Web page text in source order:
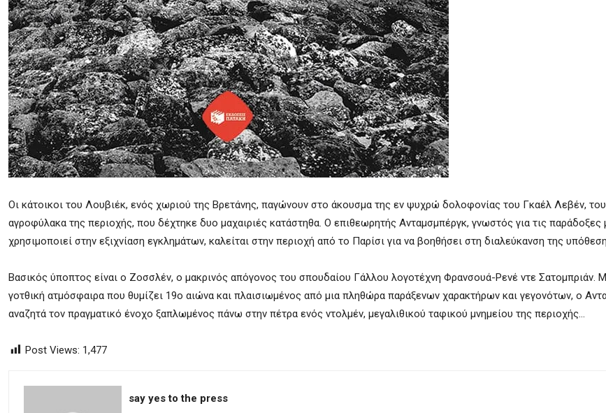
Oι κάτοικοι του Λουβιέκ, ενός χωριού της Βρετάνης, παγώνουν στο άκουσμα της εν ψυχρώ δολοφονίας του Γκαέλ Λεβέν,
αγροφύλακα της περιοχής, που δέχτηκε δυο μαχαιριές κατάστηθα. Ο επιθεωρητής Ανταμσμπέργκ, γνωστός για τις
χρησιμοποιεί στην εξιχνίαση εγκλημάτων, καλείται στην περιοχή από το Παρίσι για να βοηθήσει στη διαλεύκανση της
Bασικός ύποπτος είναι ο Ζοσσλέν, ο μακρινός απόγονος του σπουδαίου Γάλλου λογοτέχνη Φρανσουά-Ρενέ ντε Σατομπριάν.
γοτθική ατμόσφαιρα που θυμίζει 19ο αιώνα και πλαισιωμένος από μια πληθώρα παράξενων χαρακτήρων και γεγονότων, ο
αναζητά τον πραγματικό ένοχο ξαπλωμένος πάνω στην πέτρα ενός ντολμέν, μεγαλιθικού ταφικού μνημείου της περιοχής…
Post Views: 1,477
say yes to the press